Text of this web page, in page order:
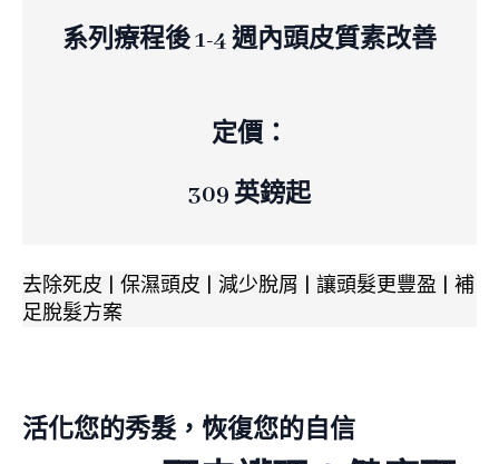
系列療程後 1-4 週內頭皮質素改善
定價：
309 英鎊起
去除死皮 | 保濕頭皮 | 減少脫屑 | 讓頭髮更豐盈 | 補
足脫髮方案
活化您的秀髮，恢復您的自信